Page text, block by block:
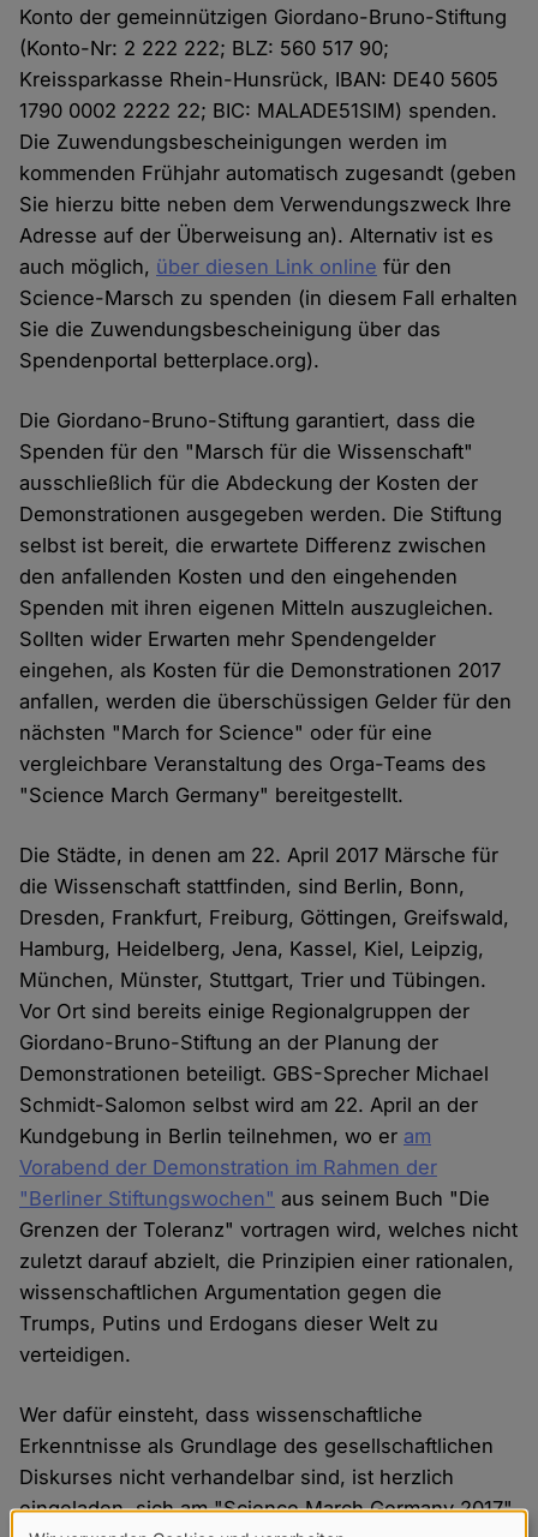
Konto der gemeinnützigen Giordano-Bruno-Stiftung
(Konto-Nr: 2 222 222; BLZ: 560 517 90;
Kreissparkasse Rhein-Hunsrück, IBAN: DE40 5605
1790 0002 2222 22; BIC: MALADE51SIM) spenden.
Die Zuwendungsbescheinigungen werden im
kommenden Frühjahr automatisch zugesandt (geben
Sie hierzu bitte neben dem Verwendungszweck Ihre
Adresse auf der Überweisung an). Alternativ ist es
auch möglich, über diesen Link online für den
Science-Marsch zu spenden (in diesem Fall erhalten
Sie die Zuwendungsbescheinigung über das
Spendenportal betterplace.org).
Die Giordano-Bruno-Stiftung garantiert, dass die
Spenden für den "Marsch für die Wissenschaft"
ausschließlich für die Abdeckung der Kosten der
Demonstrationen ausgegeben werden. Die Stiftung
selbst ist bereit, die erwartete Differenz zwischen
den anfallenden Kosten und den eingehenden
Spenden mit ihren eigenen Mitteln auszugleichen.
Sollten wider Erwarten mehr Spendengelder
eingehen, als Kosten für die Demonstrationen 2017
anfallen, werden die überschüssigen Gelder für den
nächsten "March for Science" oder für eine
vergleichbare Veranstaltung des Orga-Teams des
"Science March Germany" bereitgestellt.
Die Städte, in denen am 22. April 2017 Märsche für
die Wissenschaft stattfinden, sind Berlin, Bonn,
Dresden, Frankfurt, Freiburg, Göttingen, Greifswald,
Hamburg, Heidelberg, Jena, Kassel, Kiel, Leipzig,
München, Münster, Stuttgart, Trier und Tübingen.
Vor Ort sind bereits einige Regionalgruppen der
Giordano-Bruno-Stiftung an der Planung der
Demonstrationen beteiligt. GBS-Sprecher Michael
Schmidt-Salomon selbst wird am 22. April an der
Kundgebung in Berlin teilnehmen, wo er am
Vorabend der Demonstration im Rahmen der
"Berliner Stiftungswochen" aus seinem Buch "Die
Grenzen der Toleranz" vortragen wird, welches nicht
zuletzt darauf abzielt, die Prinzipien einer rationalen,
wissenschaftlichen Argumentation gegen die
Trumps, Putins und Erdogans dieser Welt zu
verteidigen.
Wer dafür einsteht, dass wissenschaftliche
Erkenntnisse als Grundlage des gesellschaftlichen
Diskurses nicht verhandelbar sind, ist herzlich
eingeladen, sich am "Science March Germany 2017"